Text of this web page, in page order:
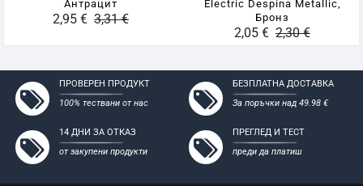
Антрацит
2,95 € 3,31 €
Electric Despina Metallic,
Бронз
2,05 € 2,30 €
ПРОВЕРЕН ПРОДУКТ
100% тествани от нас
БЕЗПЛАТНА ДОСТАВКА
За поръчки над 49.98 €
14 ДНИ ЗА ОТКАЗ
от закупени продукти
ПРЕГЛЕД И ТЕСТ
преди да платиш